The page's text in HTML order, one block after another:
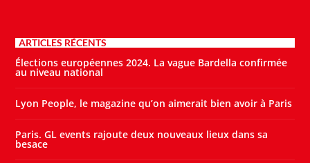
ARTICLES RÉCENTS
Élections européennes 2024. La vague Bardella confirmée
au niveau national
Lyon People, le magazine qu’on aimerait bien avoir à Paris
Paris. GL events rajoute deux nouveaux lieux dans sa
besace